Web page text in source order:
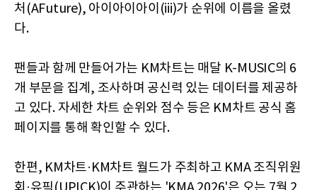
처(AFuture), 아이아이아이(iii)가 순위에 이름을 올렸
다.
팬들과 함께 만들어가는 KM차트는 매달 K-MUSIC의 6
개 부문을 집계, 조사하며 공신력 있는 데이터를 제공하
고 있다. 자세한 차트 순위와 점수 등은 KM차트 공식 홈
페이지를 통해 확인할 수 있다.
한편, KM차트·KM차트 월드가 주최하고 KMA 조직위원